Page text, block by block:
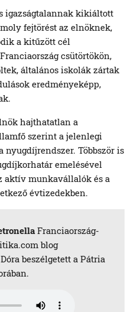
fejtörést az elnöknek,
a kitűzött cél
csütörtökön,
általános iskolák zártak
eredményeképp,
hajthatatlan a
szerint a jelenlegi
Többször is
emelésével
aktív munkavállalók és a
évtizedekben.
Franciaország-
blog
beszélgetett a Pátria